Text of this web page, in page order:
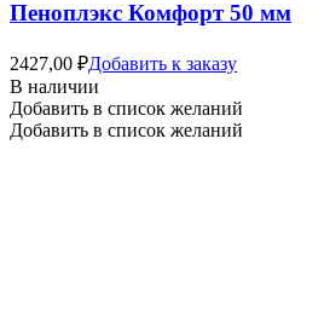
Пеноплэкс Комфорт 50 мм
2427,00 ₽Добавить к заказу
В наличии
Добавить в список желаний
Добавить в список желаний